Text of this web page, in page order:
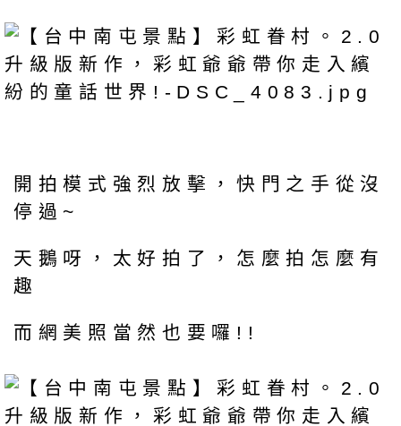
開拍模式強烈放擊，快門之手從沒
停過~
天鵝呀，太好拍了，怎麼拍怎麼有
趣
而網美照當然也要囉!!